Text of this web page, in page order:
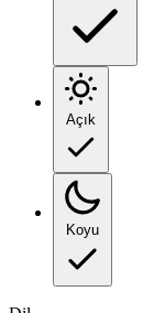
Açık
Koyu